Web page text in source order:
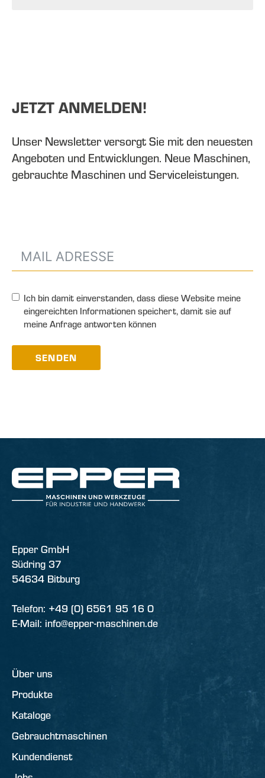
JETZT ANMELDEN!
Unser Newsletter versorgt Sie mit den neuesten
Angeboten und Entwicklungen. Neue Maschinen,
gebrauchte Maschinen und Serviceleistungen.
Ich bin damit einverstanden, dass diese Website meine
eingereichten Informationen speichert, damit sie auf
meine Anfrage antworten können
SENDEN
Epper GmbH
Südring 37
54634 Bitburg
Telefon: +49 (0) 6561 95 16 0
E-Mail: info@epper-maschinen.de
Über uns
Produkte
Kataloge
Gebrauchtmaschinen
Kundendienst